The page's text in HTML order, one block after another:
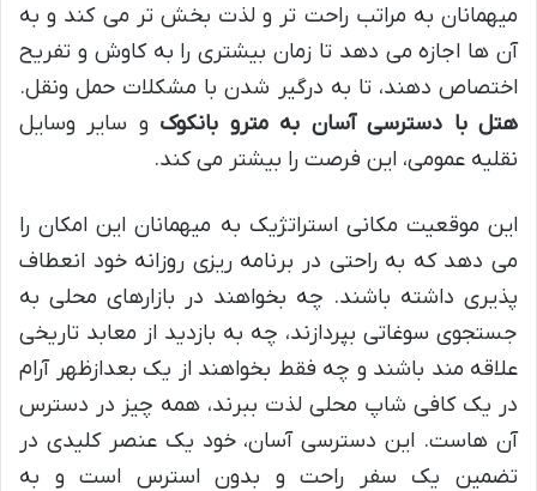
میهمانان به مراتب راحت تر و لذت بخش تر می کند و به
آن ها اجازه می دهد تا زمان بیشتری را به کاوش و تفریح
اختصاص دهند، تا به درگیر شدن با مشکلات حمل ونقل.
هتل با دسترسی آسان به مترو بانکوک و سایر وسایل
نقلیه عمومی، این فرصت را بیشتر می کند.
این موقعیت مکانی استراتژیک به میهمانان این امکان را
می دهد که به راحتی در برنامه ریزی روزانه خود انعطاف
پذیری داشته باشند. چه بخواهند در بازارهای محلی به
جستجوی سوغاتی بپردازند، چه به بازدید از معابد تاریخی
علاقه مند باشند و چه فقط بخواهند از یک بعدازظهر آرام
در یک کافی شاپ محلی لذت ببرند، همه چیز در دسترس
آن هاست. این دسترسی آسان، خود یک عنصر کلیدی در
تضمین یک سفر راحت و بدون استرس است و به